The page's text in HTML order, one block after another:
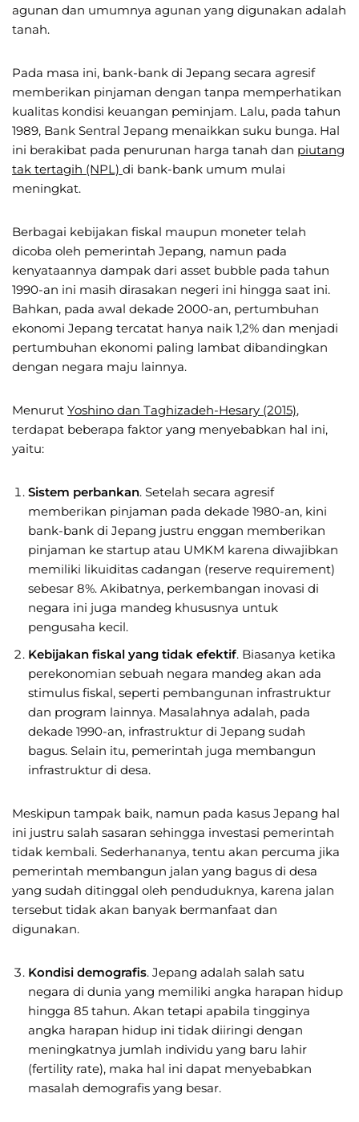
agunan dan umumnya agunan yang digunakan adalah
tanah.
Pada masa ini, bank-bank di Jepang secara agresif
memberikan pinjaman dengan tanpa memperhatikan
kualitas kondisi keuangan peminjam. Lalu, pada tahun
1989, Bank Sentral Jepang menaikkan suku bunga. Hal
ini berakibat pada penurunan harga tanah dan piutang
tak tertagih (NPL) di bank-bank umum mulai
meningkat.
Berbagai kebijakan fiskal maupun moneter telah
dicoba oleh pemerintah Jepang, namun pada
kenyataannya dampak dari asset bubble pada tahun
1990-an ini masih dirasakan negeri ini hingga saat ini.
Bahkan, pada awal dekade 2000-an, pertumbuhan
ekonomi Jepang tercatat hanya naik 1,2% dan menjadi
pertumbuhan ekonomi paling lambat dibandingkan
dengan negara maju lainnya.
Menurut Yoshino dan Taghizadeh-Hesary (2015),
terdapat beberapa faktor yang menyebabkan hal ini,
yaitu:
Sistem perbankan. Setelah secara agresif
memberikan pinjaman pada dekade 1980-an, kini
bank-bank di Jepang justru enggan memberikan
pinjaman ke startup atau UMKM karena diwajibkan
memiliki likuiditas cadangan (reserve requirement)
sebesar 8%. Akibatnya, perkembangan inovasi di
negara ini juga mandeg khususnya untuk
pengusaha kecil.
Kebijakan fiskal yang tidak efektif. Biasanya ketika
perekonomian sebuah negara mandeg akan ada
stimulus fiskal, seperti pembangunan infrastruktur
dan program lainnya. Masalahnya adalah, pada
dekade 1990-an, infrastruktur di Jepang sudah
bagus. Selain itu, pemerintah juga membangun
infrastruktur di desa.
Meskipun tampak baik, namun pada kasus Jepang hal
ini justru salah sasaran sehingga investasi pemerintah
tidak kembali. Sederhananya, tentu akan percuma jika
pemerintah membangun jalan yang bagus di desa
yang sudah ditinggal oleh penduduknya, karena jalan
tersebut tidak akan banyak bermanfaat dan
digunakan.
Kondisi demografis. Jepang adalah salah satu
negara di dunia yang memiliki angka harapan hidup
hingga 85 tahun. Akan tetapi apabila tingginya
angka harapan hidup ini tidak diiringi dengan
meningkatnya jumlah individu yang baru lahir
(fertility rate), maka hal ini dapat menyebabkan
masalah demografis yang besar.